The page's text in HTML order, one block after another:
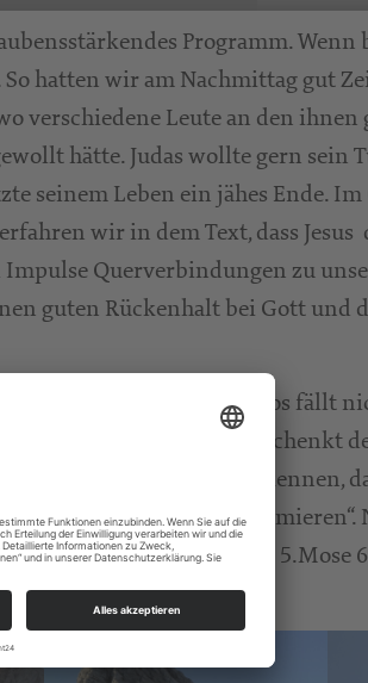
Programm. Wenn
hatten wir am Nachmittag gut
verschiedene Leute an den ihnen
hätte. Judas wollte gern sein
seinem Leben ein jähes Ende.
wir in dem Text, dass
Querverbindungen zu
guten Rückenhalt bei Gott und
Bedeutung im Kosmos fällt
praktisch aussieht, dazu schenkt
Wir können dabei erkennen,
Titel „Nerven zum
Bibelexte Jh. 8,3-11 und 5.Mose